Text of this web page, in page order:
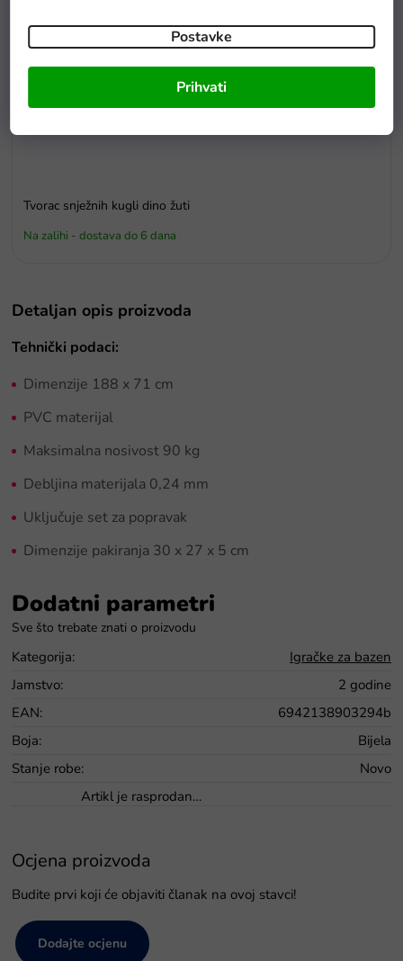
Postavke
Prihvati
Tvorac snježnih kugli dino žuti
Na zalihi - dostava do 6 dana
Detaljan opis proizvoda
Tehnički podaci:
Dimenzije 188 x 71 cm
PVC materijal
Maksimalna nosivost 90 kg
Debljina materijala 0,24 mm
Uključuje set za popravak
Dimenzije pakiranja 30 x 27 x 5 cm
Dodatni parametri
Kategorija:
Igračke za bazen
Jamstvo:
2 godine
EAN:
6942138903294b
Boja:
Bijela
Stanje robe:
Novo
Artikl je rasprodan…
Ocjena proizvoda
Budite prvi koji će objaviti članak na ovoj stavci!
Dodajte ocjenu